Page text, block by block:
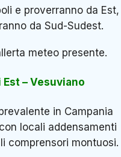
e proverranno da Est,
da Sud-Sudest.
meteo presente.
– Vesuviano
in Campania
locali addensamenti
comprensori montuosi.